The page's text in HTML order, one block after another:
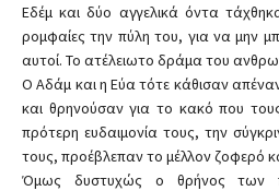
Εδέμ και δύο αγγελικά όντα
ρομφαίες την πύλη του, για να μην
αυτοί. Το ατέλειωτο δράμα του
Ο Αδάμ και η Εύα τότε κάθισαν
και θρηνούσαν για το κακό που
πρότερη ευδαιμονία τους, την
τους, προέβλεπαν το μέλλον ζοφερό
Όμως δυστυχώς ο θρήνος των